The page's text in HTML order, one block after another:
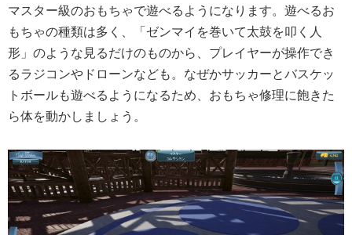
マスター級のおもちゃで遊べるようになります。遊べるお
もちゃの種類は多く、「ゼンマイを巻いて太鼓を叩く人
形」のような見るだけのものから、プレイヤーが操作でき
るラジコンやドローンなども。なぜかサッカーとバスケッ
トボールも遊べるようになるため、おもちゃ修理に飽きた
ら体を動かしましょう。